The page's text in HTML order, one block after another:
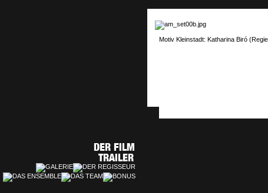
Motiv Kleinstadt: Katharina Biró